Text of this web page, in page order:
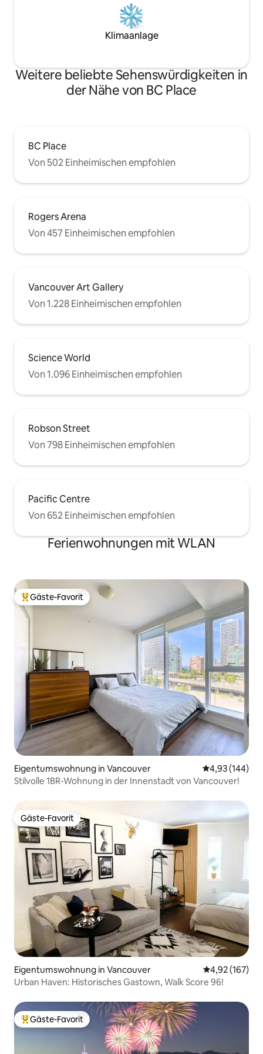
Klimaanlage
Weitere beliebte Sehenswürdigkeiten in
der Nähe von BC Place
BC Place
Von 502 Einheimischen empfohlen
Rogers Arena
Von 457 Einheimischen empfohlen
Vancouver Art Gallery
Von 1.228 Einheimischen empfohlen
Science World
Von 1.096 Einheimischen empfohlen
Robson Street
Von 798 Einheimischen empfohlen
Pacific Centre
Von 652 Einheimischen empfohlen
Ferienwohnungen mit WLAN
Beliebter Gäste-Favorit.
Gäste-Favorit
Eigentumswohnung in Vancouver
4,93 (144)
Stilvolle 1BR-Wohnung in der Innenstadt von Vancouver!
Gäste-Favorit
Gäste-Favorit
Eigentumswohnung in Vancouver
4,92 (167)
Urban Haven: Historisches Gastown, Walk Score 96!
Beliebter Gäste-Favorit.
Gäste-Favorit